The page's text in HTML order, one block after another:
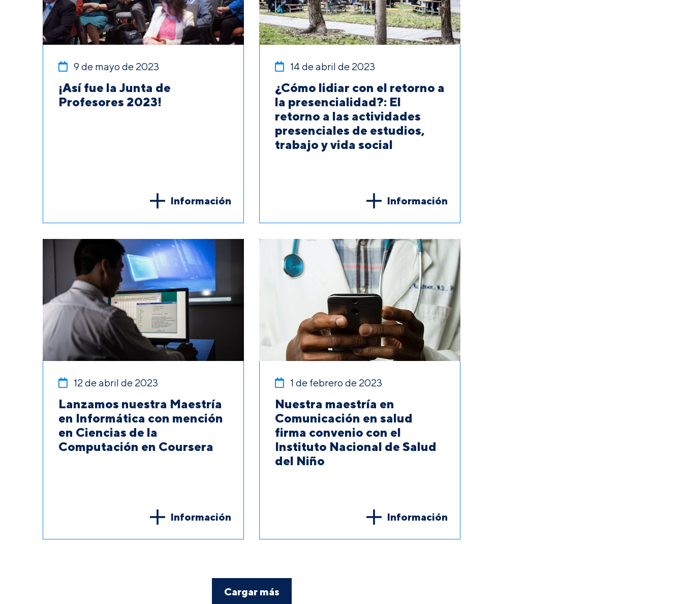
9 de mayo de 2023
¡Así fue la Junta de
Profesores 2023!
Información
14 de abril de 2023
¿Cómo lidiar con el retorno a
la presencialidad?: El
retorno a las actividades
presenciales de estudios,
trabajo y vida social
Información
12 de abril de 2023
Lanzamos nuestra Maestría
en Informática con mención
en Ciencias de la
Computación en Coursera
Información
1 de febrero de 2023
Nuestra maestría en
Comunicación en salud
firma convenio con el
Instituto Nacional de Salud
del Niño
Información
Cargar más